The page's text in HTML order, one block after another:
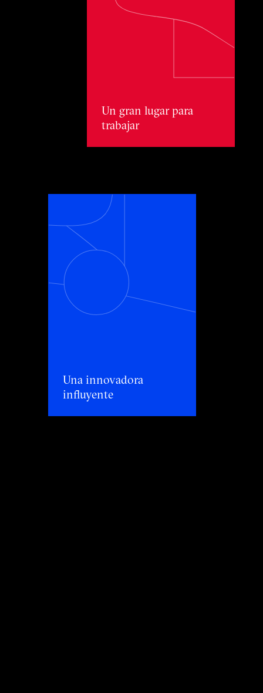
Un gran lugar para trabajar
Un gran lugar para
trabajar
Una innovadora influyente
Una innovadora
influyente